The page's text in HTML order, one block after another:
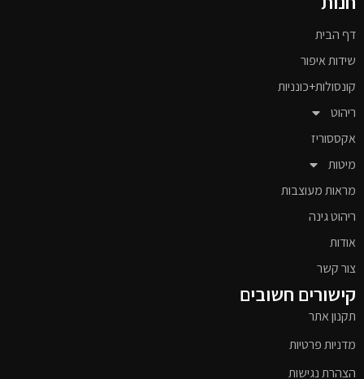
דף הבית
שידות איפור
קונסולות+כונניות
ריהוט
אקססוריז
מיטות
מראות מעוצבות
ריהוט גינה
אודות
צור קשר
קישורים חשובים
תקנון אתר
מדניות פרטיות
הצהרת נגישות